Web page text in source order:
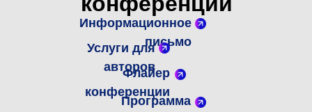
Информационное
письмо
Флайер
конференции
Программа
Услуги для
авторов